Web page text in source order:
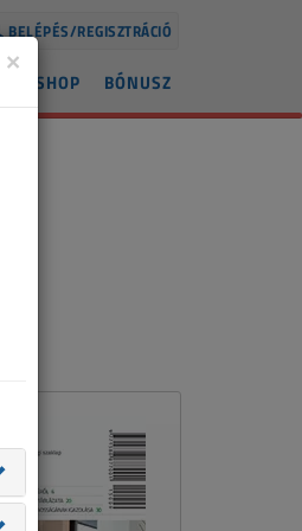
BELÉPÉS/REGISZTRÁCIÓ
BÓNUSZ
SHOP
×